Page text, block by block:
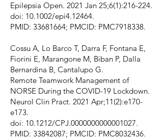
Epilepsia Open. 2021 Jan 25;6(1):216-224.
doi: 10.1002/epi4.12464.
PMID: 33681664; PMCID: PMC7918338.
Cossu A, Lo Barco T, Darra F, Fontana E,
Fiorini E, Marangone M, Biban P, Dalla
Bernardina B, Cantalupo G.
Remote Teamwork Management of
NORSE During the COVID-19 Lockdown.
Neurol Clin Pract. 2021 Apr;11(2):e170-
e173.
doi: 10.1212/CPJ.0000000000001027.
PMID: 33842087; PMCID: PMC8032436.